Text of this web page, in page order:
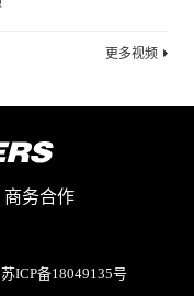
更多视频
商务合作
苏ICP备18049135号